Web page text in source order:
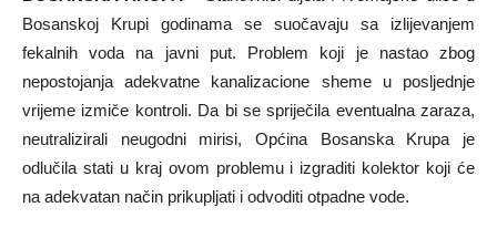
Bosanskoj Krupi godinama se suočavaju sa izlijevanjem
fekalnih voda na javni put. Problem koji je nastao zbog
nepostojanja adekvatne kanalizacione sheme u posljednje
vrijeme izmiče kontroli. Da bi se spriječila eventualna zaraza,
neutralizirali neugodni mirisi, Općina Bosanska Krupa je
odlučila stati u kraj ovom problemu i izgraditi kolektor koji će
na adekvatan način prikupljati i odvoditi otpadne vode.